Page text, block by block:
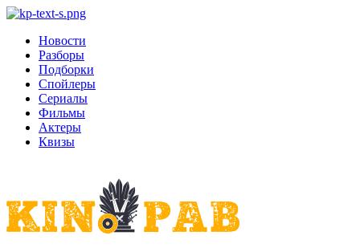
Новости
Разборы
Подборки
Спойлеры
Сериалы
Фильмы
Актеры
Квизы